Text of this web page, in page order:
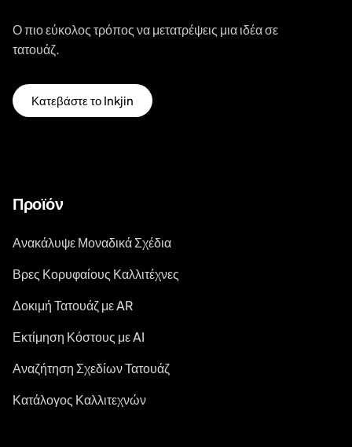
Ο πιο εύκολος τρόπος να μετατρέψεις μια ιδέα σε
τατουάζ.
Κατεβάστε το Inkjin
Προϊόν
Ανακάλυψε Μοναδικά Σχέδια
Βρες Κορυφαίους Καλλιτέχνες
Δοκιμή Τατουάζ με AR
Εκτίμηση Κόστους με AI
Αναζήτηση Σχεδίων Τατουάζ
Κατάλογος Καλλιτεχνών